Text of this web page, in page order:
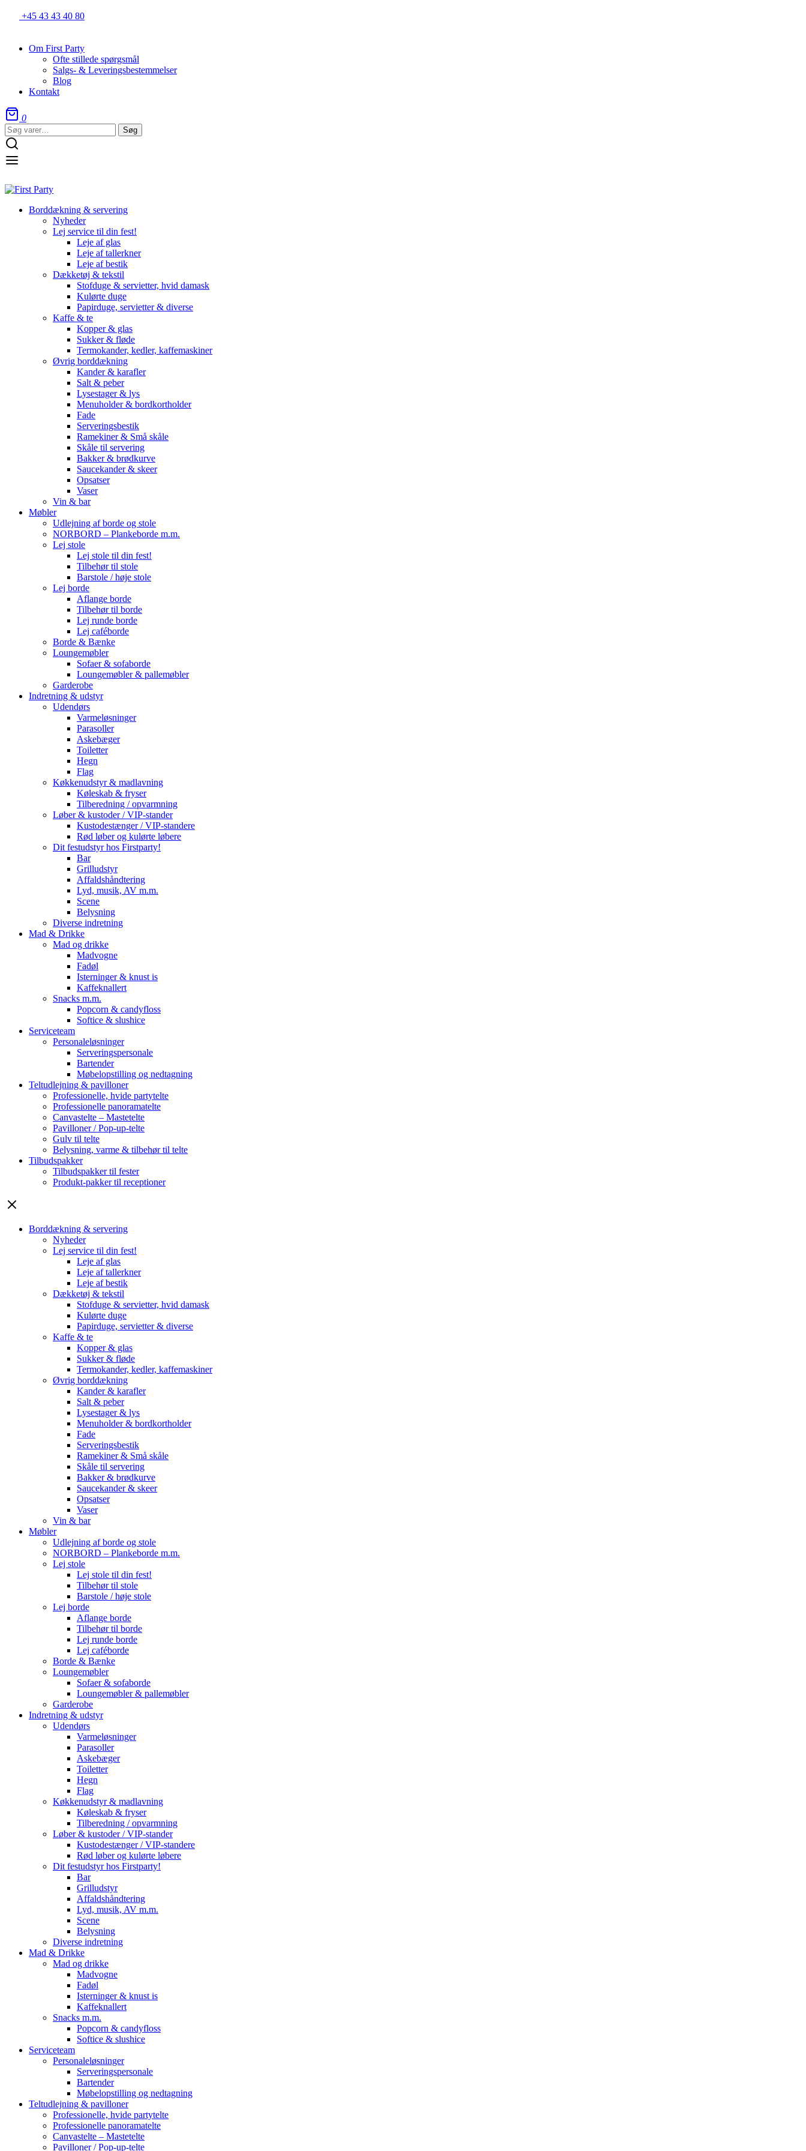
+45 43 43 40 80
Om First Party
Ofte stillede spørgsmål
Salgs- & Leveringsbestemmelser
Blog
Kontakt
0
Søg
efter:
Søg
Borddækning & servering
Nyheder
Lej service til din fest!
Leje af glas
Leje af tallerkner
Leje af bestik
Dækketøj & tekstil
Stofduge & servietter, hvid damask
Kulørte duge
Papirduge, servietter & diverse
Kaffe & te
Kopper & glas
Sukker & fløde
Termokander, kedler, kaffemaskiner
Øvrig borddækning
Kander & karafler
Salt & peber
Lysestager & lys
Menuholder & bordkortholder
Fade
Serveringsbestik
Ramekiner & Små skåle
Skåle til servering
Bakker & brødkurve
Saucekander & skeer
Opsatser
Vaser
Vin & bar
Møbler
Udlejning af borde og stole
NORBORD – Plankeborde m.m.
Lej stole
Lej stole til din fest!
Tilbehør til stole
Barstole / høje stole
Lej borde
Aflange borde
Tilbehør til borde
Lej runde borde
Lej caféborde
Borde & Bænke
Loungemøbler
Sofaer & sofaborde
Loungemøbler & pallemøbler
Garderobe
Indretning & udstyr
Udendørs
Varmeløsninger
Parasoller
Askebæger
Toiletter
Hegn
Flag
Køkkenudstyr & madlavning
Køleskab & fryser
Tilberedning / opvarmning
Løber & kustoder / VIP-stander
Kustodestænger / VIP-standere
Rød løber og kulørte løbere
Dit festudstyr hos Firstparty!
Bar
Grilludstyr
Affaldshåndtering
Lyd, musik, AV m.m.
Scene
Belysning
Diverse indretning
Mad & Drikke
Mad og drikke
Madvogne
Fadøl
Isterninger & knust is
Kaffeknallert
Snacks m.m.
Popcorn & candyfloss
Softice & slushice
Serviceteam
Personaleløsninger
Serveringspersonale
Bartender
Møbelopstilling og nedtagning
Teltudlejning & pavilloner
Professionelle, hvide partytelte
Professionelle panoramatelte
Canvastelte – Mastetelte
Pavilloner / Pop-up-telte
Gulv til telte
Belysning, varme & tilbehør til telte
Tilbudspakker
Tilbudspakker til fester
Produkt-pakker til receptioner
Borddækning & servering
Nyheder
Lej service til din fest!
Leje af glas
Leje af tallerkner
Leje af bestik
Dækketøj & tekstil
Stofduge & servietter, hvid damask
Kulørte duge
Papirduge, servietter & diverse
Kaffe & te
Kopper & glas
Sukker & fløde
Termokander, kedler, kaffemaskiner
Øvrig borddækning
Kander & karafler
Salt & peber
Lysestager & lys
Menuholder & bordkortholder
Fade
Serveringsbestik
Ramekiner & Små skåle
Skåle til servering
Bakker & brødkurve
Saucekander & skeer
Opsatser
Vaser
Vin & bar
Møbler
Udlejning af borde og stole
NORBORD – Plankeborde m.m.
Lej stole
Lej stole til din fest!
Tilbehør til stole
Barstole / høje stole
Lej borde
Aflange borde
Tilbehør til borde
Lej runde borde
Lej caféborde
Borde & Bænke
Loungemøbler
Sofaer & sofaborde
Loungemøbler & pallemøbler
Garderobe
Indretning & udstyr
Udendørs
Varmeløsninger
Parasoller
Askebæger
Toiletter
Hegn
Flag
Køkkenudstyr & madlavning
Køleskab & fryser
Tilberedning / opvarmning
Løber & kustoder / VIP-stander
Kustodestænger / VIP-standere
Rød løber og kulørte løbere
Dit festudstyr hos Firstparty!
Bar
Grilludstyr
Affaldshåndtering
Lyd, musik, AV m.m.
Scene
Belysning
Diverse indretning
Mad & Drikke
Mad og drikke
Madvogne
Fadøl
Isterninger & knust is
Kaffeknallert
Snacks m.m.
Popcorn & candyfloss
Softice & slushice
Serviceteam
Personaleløsninger
Serveringspersonale
Bartender
Møbelopstilling og nedtagning
Teltudlejning & pavilloner
Professionelle, hvide partytelte
Professionelle panoramatelte
Canvastelte – Mastetelte
Pavilloner / Pop-up-telte